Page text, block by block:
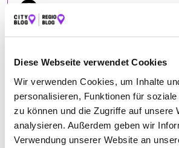
Diese Webseite verwendet Cookies
Wir verwenden Cookies, um Inhalte
personalisieren, Funktionen für
zu können und die Zugriffe auf unsere
analysieren. Außerdem geben wir
Verwendung unserer Website an
Montag
09:00 - 12:30,
Dienstag
09:00 - 12:30,
Mittwoch
09:00 - 12:30,
Donnerstag
09:00 - 12:30,